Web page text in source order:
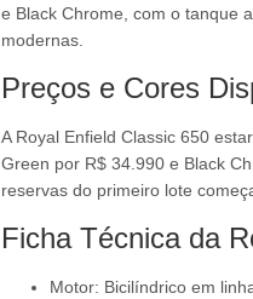
e Black Chrome, com o tanque
modernas.
Preços e Cores
A Royal Enfield Classic 650
Green por R$ 34.990 e Black
reservas do primeiro lote
Ficha Técnica da
Motor: Bicilíndrico em